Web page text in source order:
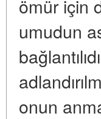
ömür için
umudun
onun